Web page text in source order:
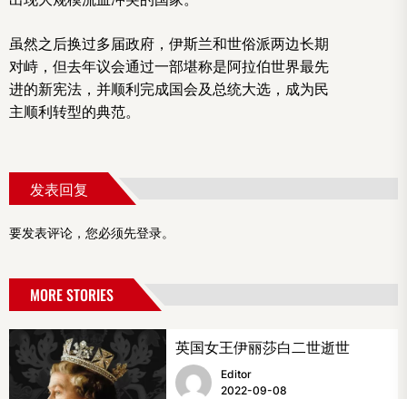
虽然之后换过多届政府，伊斯兰和世俗派两边长期
对峙，但去年议会通过一部堪称是阿拉伯世界最先
进的新宪法，并顺利完成国会及总统大选，成为民
主顺利转型的典范。
发表回复
要发表评论，您必须先登录。
MORE STORIES
英国女王伊丽莎白二世逝世
Editor
2022-09-08